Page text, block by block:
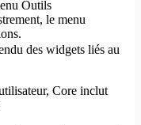
Outils
le menu
des widgets liés au
Core inclut